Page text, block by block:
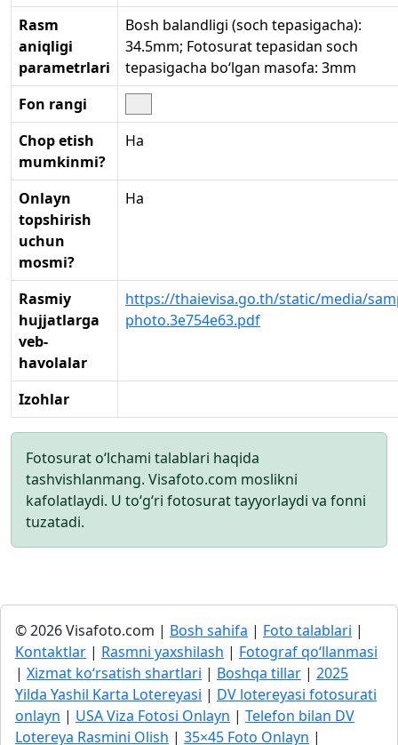
Rasm
aniqligi
parametrlari
Bosh balandligi (soch tepasigacha):
34.5mm; Fotosurat tepasidan soch
tepasigacha bo‘lgan masofa: 3mm
Fon rangi
Chop etish
mumkinmi?
Ha
Onlayn
topshirish
uchun
mosmi?
Ha
Rasmiy
hujjatlarga
veb-
havolalar
https://thaievisa.go.th/static/media/
photo.3e754e63.pdf
Izohlar
Fotosurat o‘lchami talablari haqida
tashvishlanmang. Visafoto.com moslikni
kafolatlaydi. U to‘g‘ri fotosurat tayyorlaydi va fonni
tuzatadi.
© 2026 Visafoto.com | Bosh sahifa | Foto talablari |
Kontaktlar | Rasmni yaxshilash | Fotograf qo‘llanmasi
| Xizmat ko‘rsatish shartlari | Boshqa tillar | 2025
Yilda Yashil Karta Lotereyasi | DV lotereyasi fotosurati
onlayn | USA Viza Fotosi Onlayn | Telefon bilan DV
Lotereya Rasmini Olish | 35×45 Foto Onlayn |